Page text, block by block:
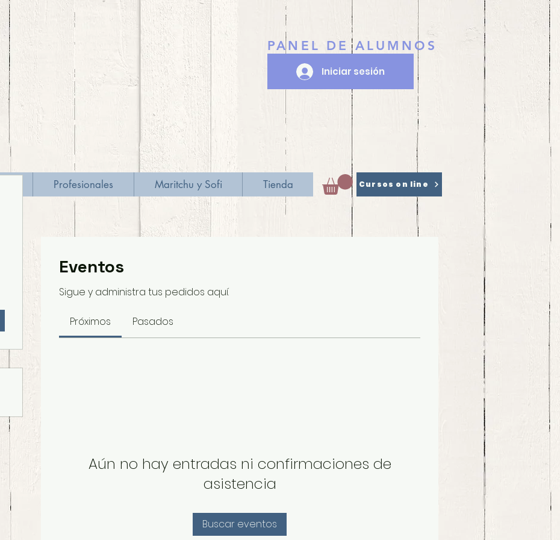
Iniciar sesión
PANEL DE ALUMNOS
Profesionales Maritchu y Sofi Tienda Cursos on line
Eventos
Sigue y administra tus pedidos aquí.
Próximos Pasados
Aún no hay entradas ni confirmaciones de
asistencia
Buscar eventos